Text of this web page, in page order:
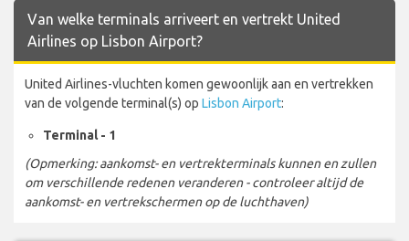
Van welke terminals arriveert en vertrekt United
Airlines op Lisbon Airport?
United Airlines-vluchten komen gewoonlijk aan en vertrekken
van de volgende terminal(s) op Lisbon Airport:
Terminal - 1
(Opmerking: aankomst- en vertrekterminals kunnen en zullen
om verschillende redenen veranderen - controleer altijd de
aankomst- en vertrekschermen op de luchthaven)